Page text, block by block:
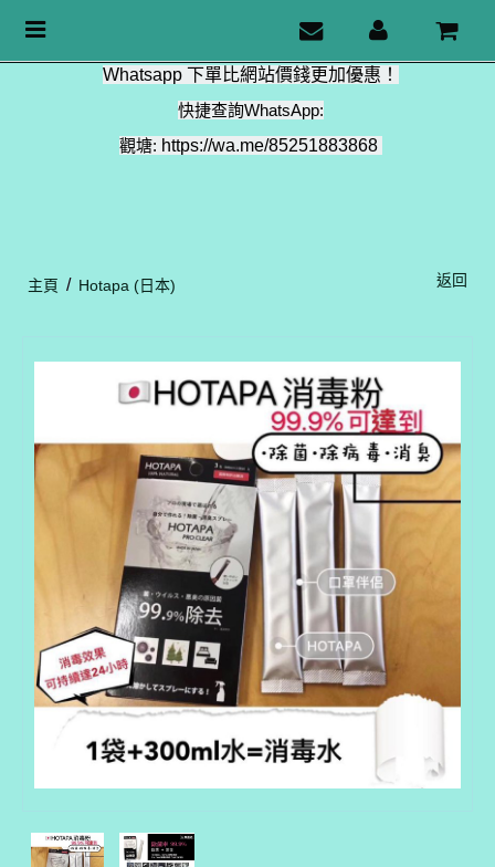
Whatsapp 下單比網站價錢更加優惠！
快捷查詢WhatsApp:
觀塘: https://wa.me/85251883868
Toggle
主頁 / Hotapa (日本) 返回